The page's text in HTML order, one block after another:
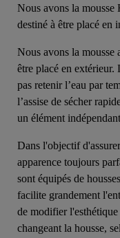
Nous avons la
destiné à être placé en
Nous avons la mousse
être placé en extérieur.
pas retenir l’eau par
l’assise de sécher
un élément
Dans l'objectif
apparence toujours
sont équipés de
facilite grandement
de modifier l'esthétique
changeant la housse,